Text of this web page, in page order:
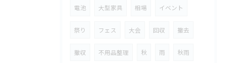
電池 大型家具 相場 イベント
祭り フェス 大会 回収 撤去
撤収 不用品整理 秋 雨 秋雨